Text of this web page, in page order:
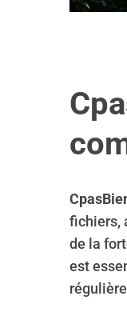
fichiers,
de la
est